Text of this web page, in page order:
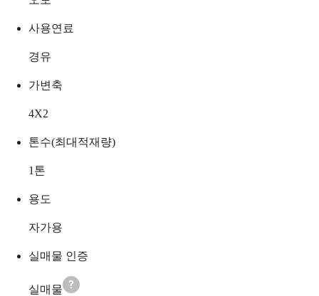
사용연료
경유
가변축
4X2
톤수(최대적재량)
1 톤
용도
자가용
실매물 인증
실매물